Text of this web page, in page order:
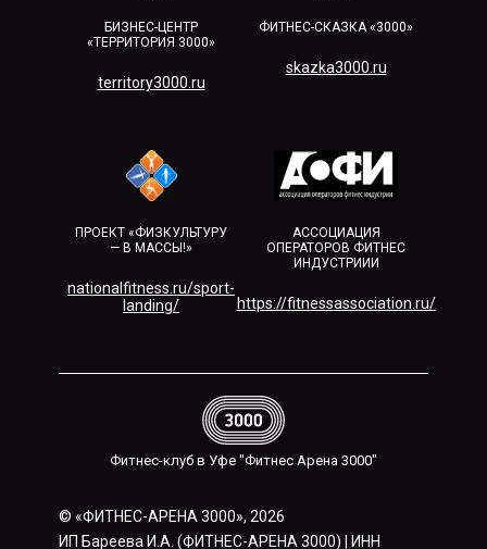
БИЗНЕС-ЦЕНТР
«ТЕРРИТОРИЯ 3000»
territory3000.ru​
ФИТНЕС-СКАЗКА «3000»
skazka3000.ru
ПРОЕКТ «ФИЗКУЛЬТУРУ
— В МАССЫ!»
nationalfitness.ru/sport-
landing/
АССОЦИАЦИЯ
ОПЕРАТОРОВ ФИТНЕС
ИНДУСТРИИИ
https://fitnessassociation.ru/
Фитнес-клуб в Уфе "Фитнес Арена 3000"
© «ФИТНЕС-АРЕНА 3000», 2026
ИП Бареева И.А. (ФИТНЕС-АРЕНА 3000) | ИНН